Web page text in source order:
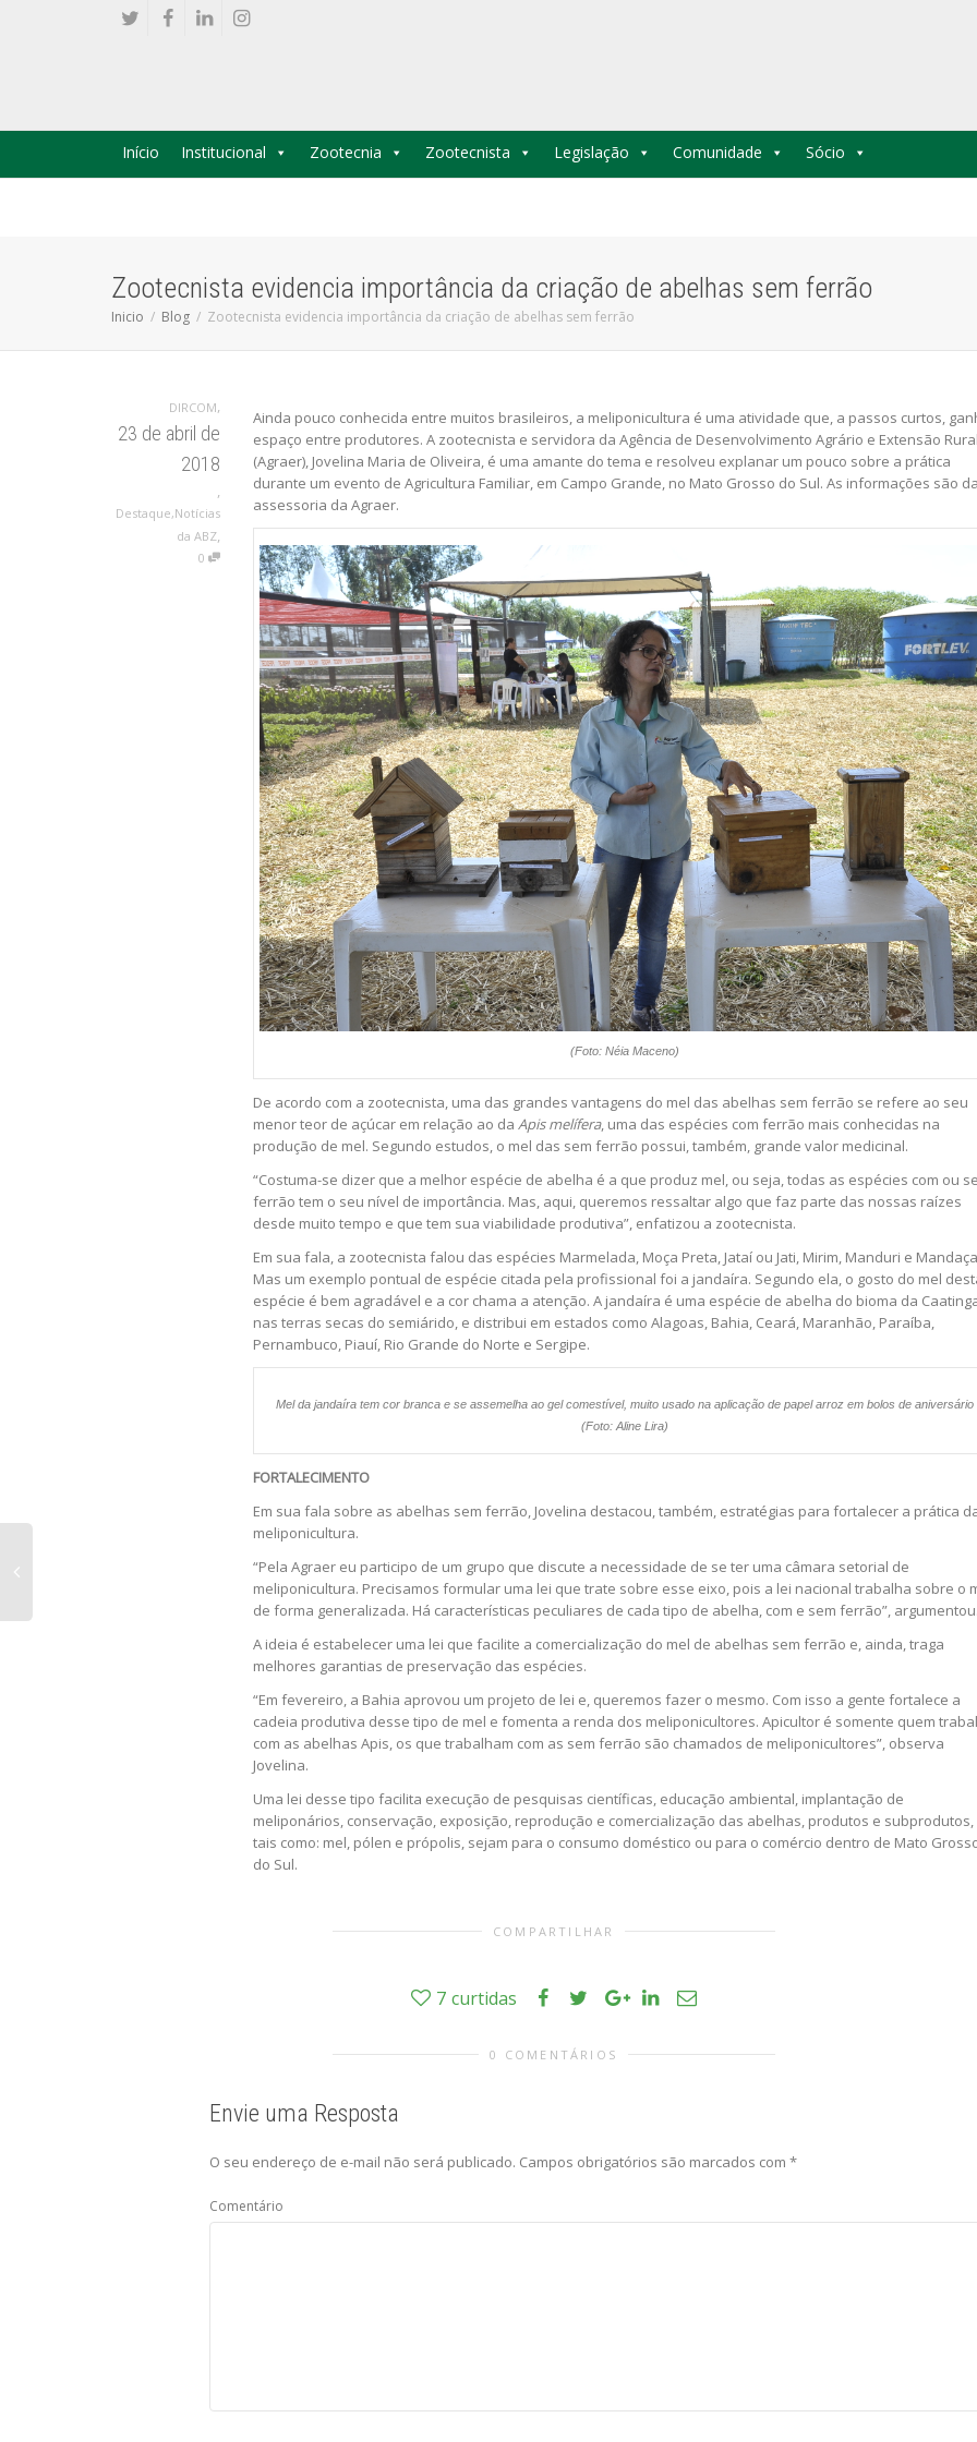
Início Institucional Zootecnia Zootecnista Legislação Comunidade Sócio
Zootecnista evidencia importância da criação de abelhas sem ferrão
Inicio Blog Zootecnista evidencia importância da criação de abelhas sem ferrão
DIRCOM,
23 de abril de
2018
Destaque,Notícias
da ABZ
0
Ainda pouco conhecida entre muitos brasileiros, a meliponicultura é uma atividade que, a passos curtos,
espaço entre produtores. A zootecnista e servidora da Agência de Desenvolvimento Agrário e Extensão Rural
(Agraer), Jovelina Maria de Oliveira, é uma amante do tema e resolveu explanar um pouco sobre a prática
durante um evento de Agricultura Familiar, em Campo Grande, no Mato Grosso do Sul. As informações são da
assessoria da Agraer.
(Foto: Néia Maceno)
De acordo com a zootecnista, uma das grandes vantagens do mel das abelhas sem ferrão se refere ao seu
menor teor de açúcar em relação ao da Apis melífera, uma das espécies com ferrão mais conhecidas na
produção de mel. Segundo estudos, o mel das sem ferrão possui, também, grande valor medicinal.
“Costuma-se dizer que a melhor espécie de abelha é a que produz mel, ou seja, todas as espécies com ou
ferrão tem o seu nível de importância. Mas, aqui, queremos ressaltar algo que faz parte das nossas raízes
desde muito tempo e que tem sua viabilidade produtiva”, enfatizou a zootecnista.
Em sua fala, a zootecnista falou das espécies Marmelada, Moça Preta, Jataí ou Jati, Mirim, Manduri e
Mas um exemplo pontual de espécie citada pela profissional foi a jandaíra. Segundo ela, o gosto do mel
espécie é bem agradável e a cor chama a atenção. A jandaíra é uma espécie de abelha do bioma da
nas terras secas do semiárido, e distribui em estados como Alagoas, Bahia, Ceará, Maranhão, Paraíba,
Pernambuco, Piauí, Rio Grande do Norte e Sergipe.
Mel da jandaíra tem cor branca e se assemelha ao gel comestível, muito usado na aplicação de papel arroz em bolos de aniversário
(Foto: Aline Lira)
FORTALECIMENTO
Em sua fala sobre as abelhas sem ferrão, Jovelina destacou, também, estratégias para fortalecer a prática
meliponicultura.
“Pela Agraer eu participo de um grupo que discute a necessidade de se ter uma câmara setorial de
meliponicultura. Precisamos formular uma lei que trate sobre esse eixo, pois a lei nacional trabalha sobre o
de forma generalizada. Há características peculiares de cada tipo de abelha, com e sem ferrão”, argumentou.
A ideia é estabelecer uma lei que facilite a comercialização do mel de abelhas sem ferrão e, ainda, traga
melhores garantias de preservação das espécies.
“Em fevereiro, a Bahia aprovou um projeto de lei e, queremos fazer o mesmo. Com isso a gente fortalece a
cadeia produtiva desse tipo de mel e fomenta a renda dos meliponicultores. Apicultor é somente quem
com as abelhas Apis, os que trabalham com as sem ferrão são chamados de meliponicultores”, observa
Jovelina.
Uma lei desse tipo facilita execução de pesquisas científicas, educação ambiental, implantação de
meliponários, conservação, exposição, reprodução e comercialização das abelhas, produtos e subprodutos,
tais como: mel, pólen e própolis, sejam para o consumo doméstico ou para o comércio dentro de Mato
do Sul.
COMPARTILHAR
7 curtidas
0 COMENTÁRIOS
Envie uma Resposta
O seu endereço de e-mail não será publicado. Campos obrigatórios são marcados com *
Comentário